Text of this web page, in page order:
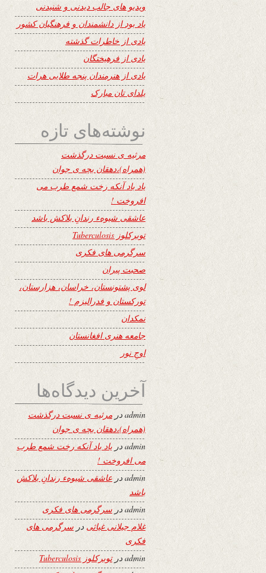
ویدیو های جالب دیدنی و شنیدنی
یاد بود از دانشمندان و فرهنگیان کشور
یادی از خاطرات گذشته
یادی از فرهیختگان
یادی از هنرمندان پنجه طلایی هرات
یلدای تان مبارک
نوشته‌های تازه
مرثیه ی نسبت درگذشت
(همراه)،دهقان بچه ی جوان
یاد باد آنکه رخت شمع طرب می
افروخت !
عاشقی شیوهء رندانِ بلاکش باشد
توبرکلوز Tuberculosis
سرگرمی های فکری
صحبت پیران
لوی پشتونستان، خراسان، هزارستان،
تورکستان و فدرالیزم !
نمکدان
جامعه هنری افغانستان
اوجِ نور
آخرین دیدگاه‌ها
adminدر مرثیه ی نسبت درگذشت
(همراه)،دهقان بچه ی جوان
admin در یاد باد آنکه رخت شمع طرب
می افروخت !
adminدر عاشقی شیوهء رندانِ بلاکش
باشد
admin در سرگرمی های فکری
غلام جیلانی غیاثی در سرگرمی های
فکری
adminدرتوبرکلوز Tuberculosis